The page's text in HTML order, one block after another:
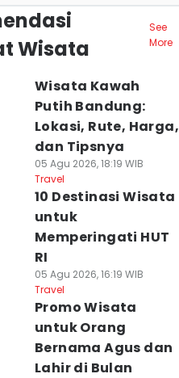
Wisata
See
More
Wisata Kawah
Putih Bandung:
Lokasi, Rute, Harga,
dan Tipsnya
05 Agu 2026, 18:19 WIB
Travel
10 Destinasi Wisata
untuk
Memperingati HUT
RI
05 Agu 2026, 16:19 WIB
Travel
Promo Wisata
untuk Orang
Bernama Agus dan
Lahir di Bulan